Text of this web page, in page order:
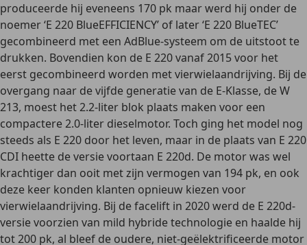
produceerde hij eveneens 170 pk maar werd hij onder de
noemer ‘E 220 BlueEFFICIENCY’ of later ‘E 220 BlueTEC’
gecombineerd met een AdBlue-systeem om de uitstoot te
drukken. Bovendien kon de E 220 vanaf 2015 voor het
eerst gecombineerd worden metvierwielaandrijving. Bij de
overgang naar devijfde generatie van de E-Klasse, de W
213, moest het 2.2-liter blok plaats maken voor een
compactere 2.0-liter dieselmotor. Toch ging het model nog
steeds als E 220 door het leven, maar in de plaats van E 220
CDI heette de versie voortaan E 220d. De motor was wel
krachtiger dan ooit met zijn vermogen van 194 pk, en ook
deze keer konden klanten opnieuw kiezen voor
vierwielaandrijving. Bij de facelift in 2020 werd de E 220d-
versie voorzien van mild hybride technologie en haalde hij
tot 200 pk, al bleef de oudere, niet-geëlektrificeerde motor